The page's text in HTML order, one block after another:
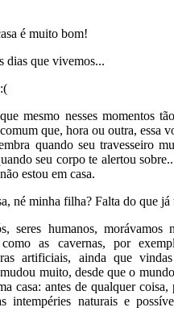
é muito bom!
dias que vivemos...
mesmo nesses momentos
que, hora ou outra, essa
quando seu travesseiro
seu corpo te alertou
estou em casa.
né minha filha? Falta do que já
seres humanos, morávamos
como as cavernas, por
artificiais, ainda que
muito, desde que o
casa: antes de qualquer coisa,
intempéries naturais e